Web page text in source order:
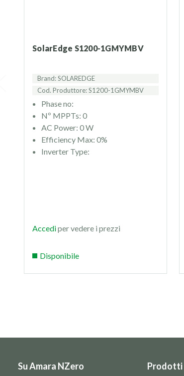
SolarEdge S1200-1GMYMBV
Brand: SOLAREDGE
Cod. Produttore: S1200-1GMYMBV
Phase no:
Nº MPPTs: 0
AC Power: 0 W
Efficiency Max: 0%
Inverter Type:
Accediper vedere i prezzi
Disponibile
Su Amara NZero Prodotti